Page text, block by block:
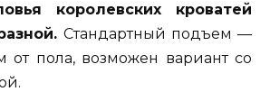
королевских кроватей
Стандартный подъем —
от пола, возможен вариант со